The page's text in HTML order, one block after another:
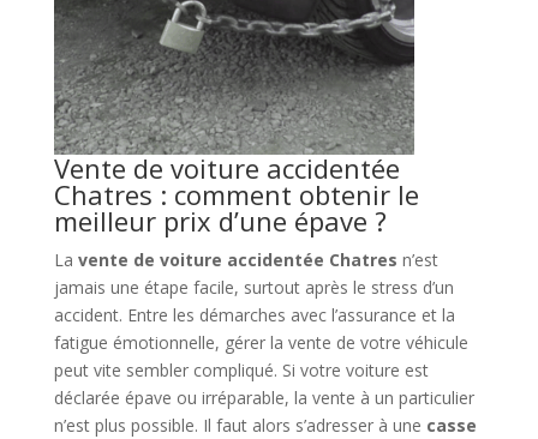
Vente de voiture accidentée
Chatres : comment obtenir le
meilleur prix d’une épave ?
La vente de voiture accidentée Chatres n’est
jamais une étape facile, surtout après le stress d’un
accident. Entre les démarches avec l’assurance et la
fatigue émotionnelle, gérer la vente de votre véhicule
peut vite sembler compliqué. Si votre voiture est
déclarée épave ou irréparable, la vente à un particulier
n’est plus possible. Il faut alors s’adresser à une casse